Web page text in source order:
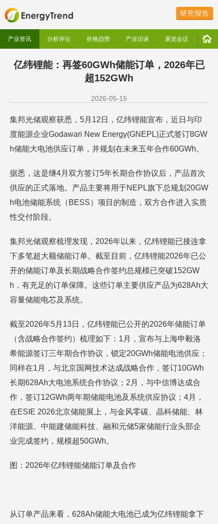
研究报告
产业资讯 分析评论 价格趋势 产业访谈 展览会议
亿纬锂能：再签60GWh储能订单，2026年已
超152GWh
2026-05-15
集邦光储观察获悉，5月12日，亿纬锂能宣布，近日与印
度能源企业Godawari New Energy(GNEPL)正式签订8GW
h储能大电池供应订单，并规划在未来五年合作60GWh。
据悉，这是继4月双方签订5年长期合作协议后，产品首次
供应的正式落地。产品主要将用于NEPL旗下总规划20GW
h电池储能系统（BESS）项目的制造，双方合作进入实质
性交付阶段。
集邦光储观察梳理发现，2026年以来，亿纬锂能已接连拿
下多笔超大额储能订单。截至目前，亿纬锂能2026年已公
开的储能订单及长期战略合作签约总规模已突破152GW
h，有充足的订单保障。这些订单主要供应产品为628Ah大
容量储能电芯及系统。
截至2026年5月13日，亿纬锂能已公开的2026年储能订单
（含战略合作签约）梳理如下：1月，宣布与上海申毅洛
希能源签订三年期合作协议，锁定20GWh储能电池供应；
同样在1月，与北京国网技术达成战略合作，签订10GWh
长期628Ah大电池系统合作协议；2月，与中信博达成合
作，签订12GWh两年期储能电池及系统供应协议；4月，
在ESIE 2026北京储能展上，与金风零碳、晶科储能、林
洋能源、中能建储能科技、融和元储5家储能行业头部企
业完成签约，规模超50GWh。
图：2026年亿纬锂能储能订单及合作
从订单产品来看，628Ah储能大电池已成为亿纬锂能拿下